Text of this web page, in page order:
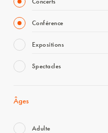
Conférence
Expositions
Spectacles
Âges
Adulte